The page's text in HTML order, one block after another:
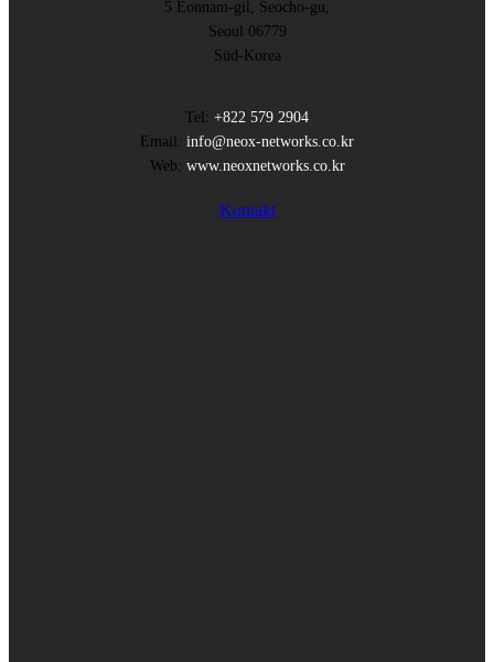
5 Eonnam-gil, Seocho-gu,
Seoul 06779
Süd-Korea
Tel: +822 579 2904
Email: info@neox-networks.co.kr
Web: www.neoxnetworks.co.kr
Kontakt